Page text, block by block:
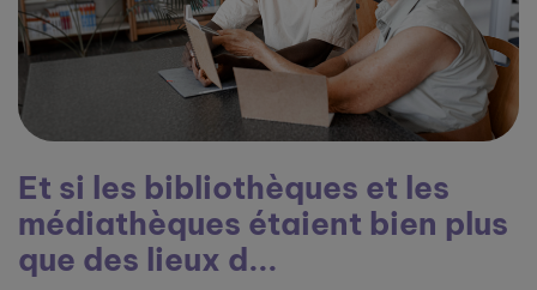
Et si les bibliothèques et les
médiathèques étaient bien plus
que des lieux d...